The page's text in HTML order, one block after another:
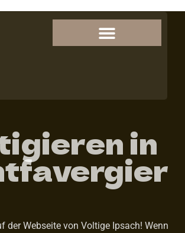
in
der Webseite von Voltige Ipsach! Wenn